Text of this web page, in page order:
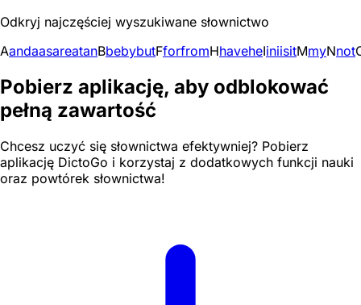
Odkryj najczęściej wyszukiwane słownictwo
AandaasareatanBbebybutFforfromHhaveheIiniisitMmyNnot
Pobierz aplikację, aby odblokować
pełną zawartość
Chcesz uczyć się słownictwa efektywniej? Pobierz
aplikację DictoGo i korzystaj z dodatkowych funkcji nauki
oraz powtórek słownictwa!